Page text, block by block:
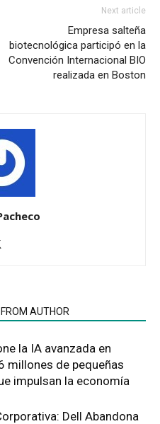
Next article
Empresa salteña
biotecnológica participó en la
Convención Internacional BIO
realizada en Boston
AUTHOR
la IA avanzada en
millones de pequeñas
impulsan la economía
Dell Abandona